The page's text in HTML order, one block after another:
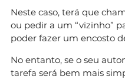
Neste caso, terá que
ou pedir a um “vizinho”
poder fazer um encosto
No entanto, se o seu
tarefa será bem mais